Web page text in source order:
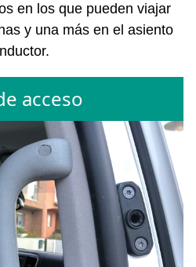
en los que pueden viajar
y una más en el asiento
acceso